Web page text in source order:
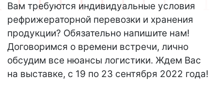
Вам требуются индивидуальные условия
рефрижераторной перевозки и хранения
продукции? Обязательно напишите нам!
Договоримся о времени встречи, лично
обсудим все нюансы логистики. Ждем Вас
на выставке, с 19 по 23 сентября 2022 года!